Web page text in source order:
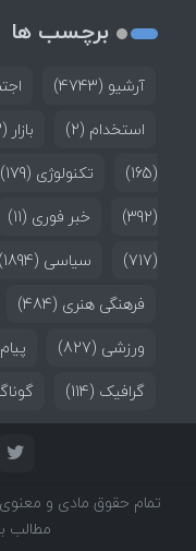
برچسب ها
آرشیو (4743)
استخدام (2) بازار (403)
(165)
تکنولوژی (179)
(392)
خبر فوری (11)
(717)
سیاسی (1894)
فرهنگی هنری (484)
ورزشی (827) پیام
گرافیک (114)
تمام حقوق مادی و
مطالب